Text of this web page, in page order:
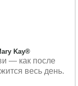
Kay®
— как после
весь день.